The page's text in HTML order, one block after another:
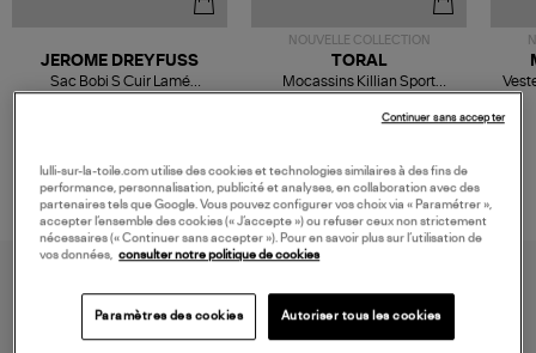
JEROME DREYFUSS
Sac Bobi S Cuir Lamé
Champagne
NOUVELLE COLLECTION
TORAL
Mocassins Killian Sport
Mousse
lulli-sur-la-toile.com utilise des cookies et technologies similaires à des fins de
performance, personnalisation, publicité et analyses, en collaboration avec des
partenaires tels que Google. Vous pouvez configurer vos choix via « Paramétrer »,
accepter l’ensemble des cookies (« J’accepte ») ou refuser ceux non strictement
nécessaires (« Continuer sans accepter »). Pour en savoir plus sur l’utilisation de
vos données, consulter notre politique de cookies
Paramètres des cookies Autoriser tous les cookies
Continuer sans accepter